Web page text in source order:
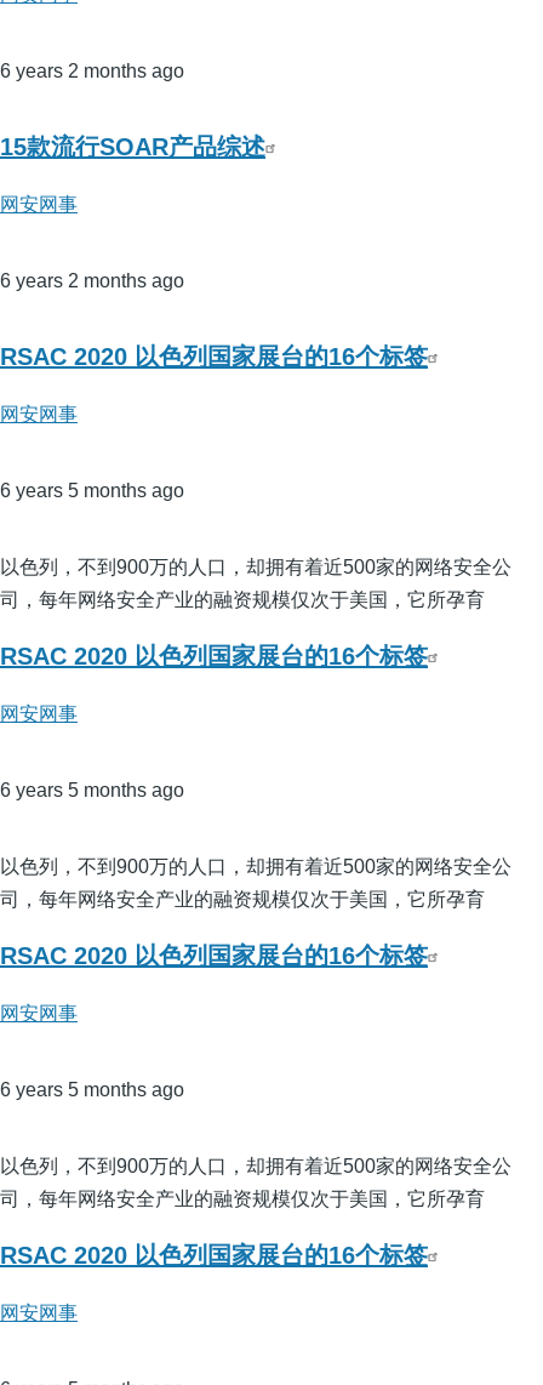
6 years 2 months ago
15款流行SOAR产品综述
网安网事
6 years 2 months ago
RSAC 2020 以色列国家展台的16个标签
网安网事
6 years 5 months ago
以色列，不到900万的人口，却拥有着近500家的网络安全公
司，每年网络安全产业的融资规模仅次于美国，它所孕育
RSAC 2020 以色列国家展台的16个标签
网安网事
6 years 5 months ago
以色列，不到900万的人口，却拥有着近500家的网络安全公
司，每年网络安全产业的融资规模仅次于美国，它所孕育
RSAC 2020 以色列国家展台的16个标签
网安网事
6 years 5 months ago
以色列，不到900万的人口，却拥有着近500家的网络安全公
司，每年网络安全产业的融资规模仅次于美国，它所孕育
RSAC 2020 以色列国家展台的16个标签
网安网事